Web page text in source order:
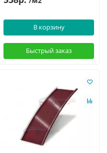
В корзину
Быстрый заказ